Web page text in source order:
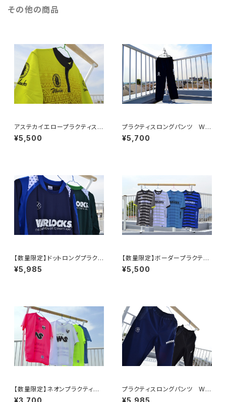
その他の商品
アステカイエロープラクティスシ
ャツ WLS101013
¥5,500
プラクティスロングパンツ WL
S103008
¥5,700
【数量限定】ドットロングプラクテ
ィスシャツ WLS101009
¥5,985
【数量限定】ボーダープラクティ
スシャツ WLS101017
¥5,500
【数量限定】ネオンプラクティス
シャツ WLS107076
¥3,700
プラクティスロングパンツ WL
S104002
¥5,985